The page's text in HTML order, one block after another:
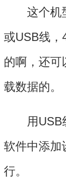
这个机型
或USB线，
的啊，还可
载数据的。
用USB线
软件中添加
行。